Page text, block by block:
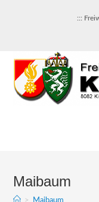
:::
Maibaum